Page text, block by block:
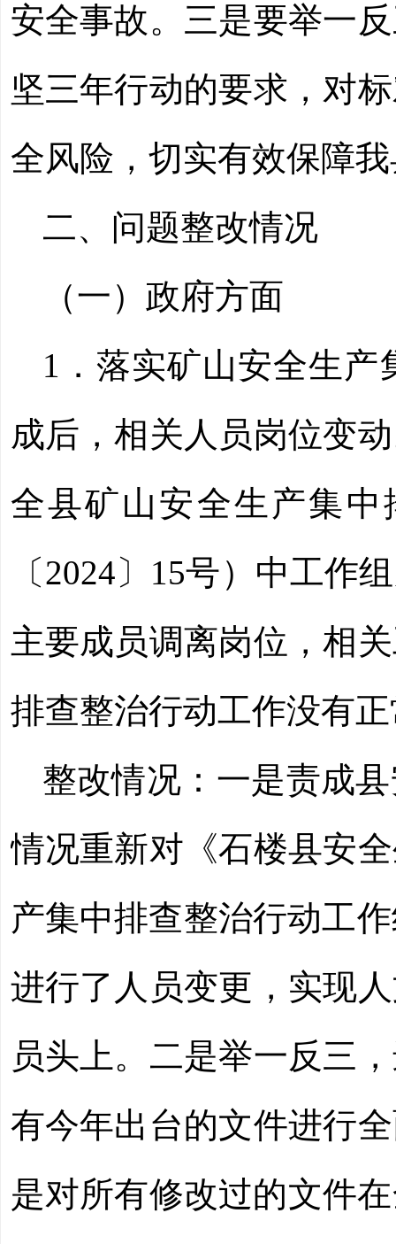
安全事故。 三是要举一
坚三年行动的要求，对
全风险，切实有效保障
二、 问题整改情况
（一）政府方面
1． 落实矿山安全生产
成后，相关人员岗位变
全县矿山安全生产集
〔2024〕15号）中工作
主要成员调离岗位，相
排查整治行动工作没有
整改情况：一是责成
情况重新对《石楼县安
产集中排查整治行动工
进行了人员变更，实现
员头上。 二是举一反三
有今年出台的文件进行
是对所有修改过的文件